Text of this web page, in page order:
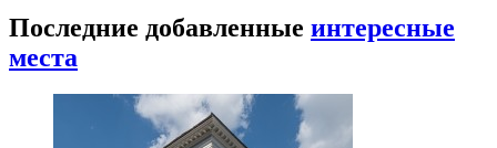
Последние добавленные интересные
места